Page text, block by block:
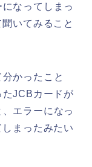
なってしまっ
いてみること
かったこと
たJCBカードが
エラーになっ
まったみたい